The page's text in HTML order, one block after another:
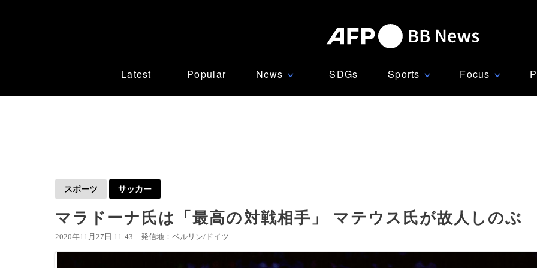
Latest Popular News ∨ SDGs Sports ∨ Focus ∨
スポーツ サッカー
マラドーナ氏は「最高の対戦相手」 マテウス氏が故人しのぶ
2020年11月27日 11:43 発信地：ベルリン/ドイツ